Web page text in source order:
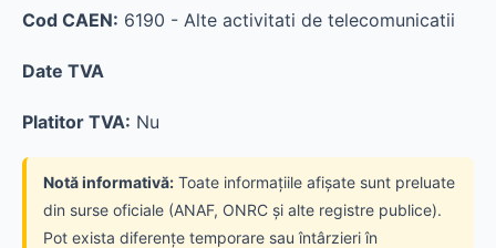
Cod CAEN: 6190 - Alte activitati de telecomunicatii
Date TVA
Platitor TVA: Nu
Notă informativă: Toate informațiile afișate sunt preluate
din surse oficiale (ANAF, ONRC și alte registre publice).
Pot exista diferențe temporare sau întârzieri în